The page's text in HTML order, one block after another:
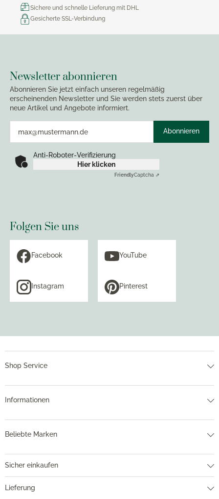
Sichere und schnelle Lieferung mit DHL
Gesicherte SSL-Verbindung
Newsletter abonnieren
Abonnieren Sie jetzt einfach unseren regelmäßig
erscheinenden Newsletter und Sie werden stets zuerst über
neue Artikel und Angebote informiert.
Abonnieren
Anti-Roboter-Verifizierung
Hier klicken
FriendlyCaptcha ⇗
Folgen Sie uns
Facebook YouTube
Instagram Pinterest
Shop Service
Informationen
Beliebte Marken
Sicher einkaufen
Lieferung